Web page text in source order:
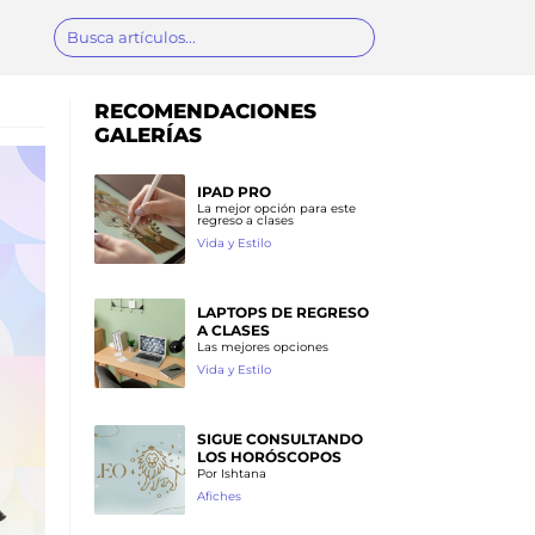
RECOMENDACIONES
GALERÍAS
IPAD PRO
La mejor opción para este
regreso a clases
Vida y Estilo
LAPTOPS DE REGRESO
A CLASES
Las mejores opciones
Vida y Estilo
SIGUE CONSULTANDO
LOS HORÓSCOPOS
Por Ishtana
Afiches